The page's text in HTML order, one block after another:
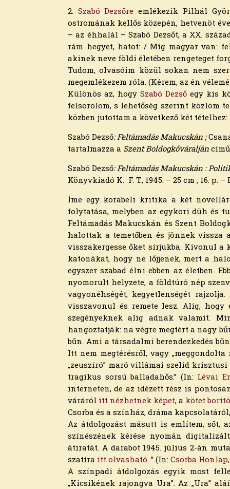
2. Szabó Dezsőre emlékezik Pilhál
ostromának kellős közepén, hetvenöt
– az éhhalál – Szabó Dezsőt, a XX.
rám hegyet, hatot: / Míg magyar van:
akinek neve földi életében rengeteget
Tudom, olvasóim közül sokan nem
megemlékezem róla. (Kérem, az én
Különös az, hogySzabó Dezső egy kis
felsorolom, s lehetőség szerint közlöm
közben jutottam a következő két tételhez:
Szabó Dezső: Feltámadás Makucskán ;
tartalmazza a Szent Boldogkőváralján
Szabó Dezső: Feltámadás Makucskán :
Könyvkiadó K. F. T., 1945. – 25 cm ; 16. p.
Íme egy korabeli kritika a két
folytatása, melyben az egykori düh és
Feltámadás Makucskán és Szent
halottak a temető­ben és jönnek vissza
visszakergesse őket sírjukba. Kivonul
ka­tonákat, hogy ne lőjjenek, mert a
egyszer sza­bad élni ebben az életben.
nyomo­rult helyzete, a földtúró nép
vagyonéhségét, kegyetlenségét
visszavonul és re­mete lesz. Alig,
szegényeknek alig adnak valamit.
hangoztatják: na végre meg­tért a nagy
bűn. Ami a társadalmi berendez­kedés
Itt nem megtérésről, vagy
„zeuszíró” ma­ró villámai szelíd krisztusi
tragikus sorsú balladahős.” (In: Lévai
interneten, de az idézett rész is
váráról itt nézhetnek képet, a kötet
Csorba és a színház, dráma
Az átdolgozást másutt is említem, sőt,
színészének kérése nyomán
átiratát. A darabot 1945. július 2-án
szatíra itt olvasható. ” (In:Csorba
A színpadi átdolgozás egyik most
„Kicsikének rajongva Ura”. Az „Ura”
2026. május
2026. április
2026. március
2026. február
2026. január
2025. december
2025. november
2025. október
2025. szeptember
2025. augusztus
2025. július
2025. június
2025. május
2025. március
2025. február
2025. január
2024. december
2024. november
2024. október
2024. szeptember
2024. augusztus
2024. július
2024. június
2024. május
2024. április
2024. március
2024. február
2024. január
2023. december
2023. november
2023. október
2023. szeptember
2023. augusztus
2023. július
2023. június
2023. május
2023. április
2023. március
2023. február
2023. január